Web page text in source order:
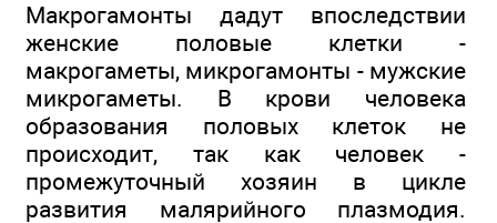
Макрогамонты дадут впоследствии
женские половые клетки -
макрогаметы, микрогамонты - мужские
микрогаметы. В крови человека
образования половых клеток не
происходит, так как человек -
промежуточный хозяин в цикле
развития малярийного плазмодия.